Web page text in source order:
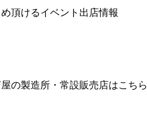
頂けるイベント出店情報
の製造所・常設販売店はこちら